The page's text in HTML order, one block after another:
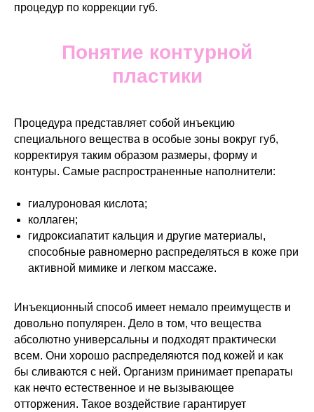
процедур по коррекции губ.
Понятие контурной
пластики
Процедура представляет собой инъекцию
специального вещества в особые зоны вокруг губ,
корректируя таким образом размеры, форму и
контуры. Самые распространенные наполнители:
гиалуроновая кислота;
коллаген;
гидроксиапатит кальция и другие материалы,
способные равномерно распределяться в коже при
активной мимике и легком массаже.
Инъекционный способ имеет немало преимуществ и
довольно популярен. Дело в том, что вещества
абсолютно универсальны и подходят практически
всем. Они хорошо распределяются под кожей и как
бы сливаются с ней. Организм принимает препараты
как нечто естественное и не вызывающее
отторжения. Такое воздействие гарантирует